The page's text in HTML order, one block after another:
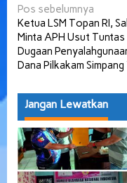
Navigasi
pos
Pos sebelumnya
Ketua LSM Topan RI,
Minta APH Usut Tuntas
Dugaan
Dana Pilkakam Simpang
Jangan Lewatkan